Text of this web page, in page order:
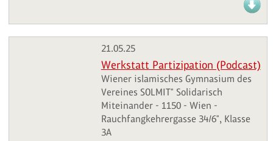
21.05.25
Werkstatt Partizipation (Podcast)
Wiener islamisches Gymnasium des
Vereines SOLMIT" Solidarisch
Miteinander - 1150 - Wien -
Rauchfangkehrergasse 34/6", Klasse
3A